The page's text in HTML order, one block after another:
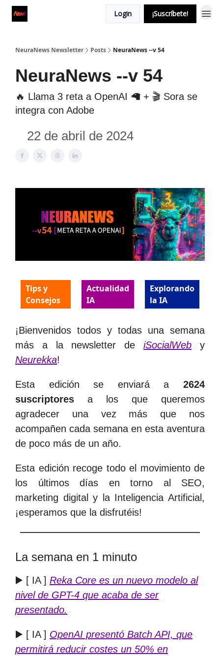
Login ¡Suscríbete!
NeuraNews Newsletter Posts NeuraNews --v 54
NeuraNews --v 54
🔥 Llama 3 reta a OpenAI 🦙 + 🎬 Sora se
integra con Adobe
22 de abril de 2024
Tips y
Consejos
Actualidad
IA
Explorando
la IA
¡Bienvenidos todos y todas una semana
más a la newsletter deiSocialWeb y
Neurekka!
Esta edición se enviará a 2624
suscriptores a los que queremos
agradecer una vez más que nos
acompañen cada semana en esta aventura
de poco más de un año.
Esta edición recoge todo el movimiento de
los últimos días en torno al SEO,
marketing digital y la Inteligencia Artificial,
¡esperamos que la disfrutéis!
La semana en 1 minuto
▶️ [ IA ] Reka Core es un nuevo modelo al
nivel de GPT-4 que acaba de ser
presentado.
▶️ [ IA ] OpenAI presentó Batch API, que
permitirá reducir costes un 50% en